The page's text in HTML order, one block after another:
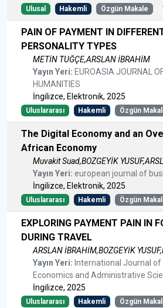
Ulusal Hakemli Özgün Makale
PAIN OF PAYMENT IN
PERSONALITY TYPES
METİN TUĞÇE,ARSLAN İBRAHİM
Yayın Yeri: EUROASIA JOURNAL
HUMANITIES
İngilizce, Elektronik, 2025
Uluslararası Hakemli Özgün
The Digital Economy and an
African Economy
Muvakit Suad,BOZGEYİK
Yayın Yeri: european journal of
İngilizce, Elektronik, 2025
Uluslararası Hakemli Özgün
EXPLORING PAYMENT PAIN IN
DURING TRAVEL
ARSLAN İBRAHİM,BOZGEYİK
Yayın Yeri: International Journal
Economics and Administrative
İngilizce, 2025
Uluslararası Hakemli Özgün